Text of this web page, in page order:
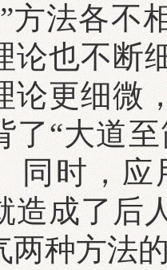
方法各不
论也不断
论更细微
了“大道
同时，
造成了后
两种方法